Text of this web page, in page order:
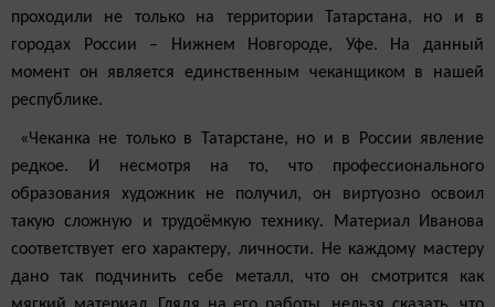
проходили не толь­ко на территории Татарстана, но и в
городах России – Нижнем Новгороде, Уфе. На данный
момент он является единственным чеканщиком в нашей
республике.
«Чеканка не только в Татарстане, но и в России явление
редкое. И не­смотря на то, что профессионально­го
образования художник не получил, он виртуозно освоил
такую сложную и трудоёмкую технику. Мате­риал Иванова
соответствует его характеру, личности. Не каждому мастеру
дано так подчинить себе металл, что он смотрится как